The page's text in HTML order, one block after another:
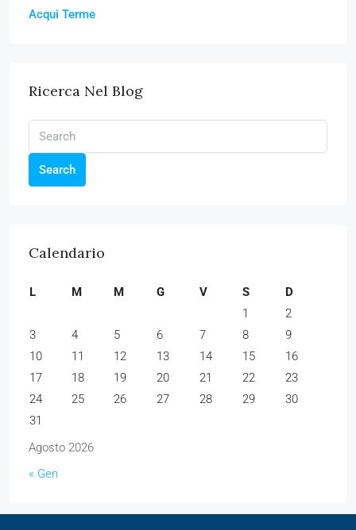
Acqui Terme
Ricerca Nel Blog
Search
Calendario
Agosto 2026
L M M G V S
D
1
2
3
4 5 6 7 8
9
10
11 12 13 14 15
16
17
18 19 20 21 22
23
24
25 26 27 28 29
30
31
« Gen